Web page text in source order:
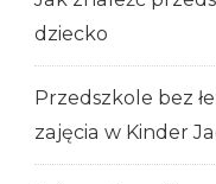
dziecko
Przedszkole bez
zajęcia w Kinder